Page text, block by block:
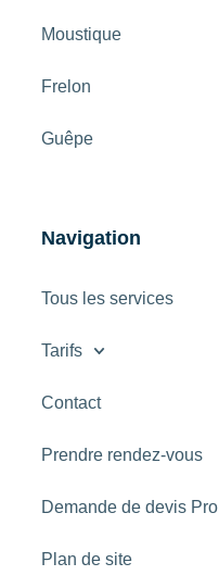
Moustique
Frelon
Guêpe
Navigation
Tous les services
Tarifs
Contact
Prendre rendez-vous
Demande de devis Pro
Plan de site